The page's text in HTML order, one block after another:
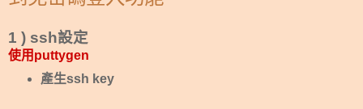
1 ) ssh設定
使用puttygen
產生ssh key